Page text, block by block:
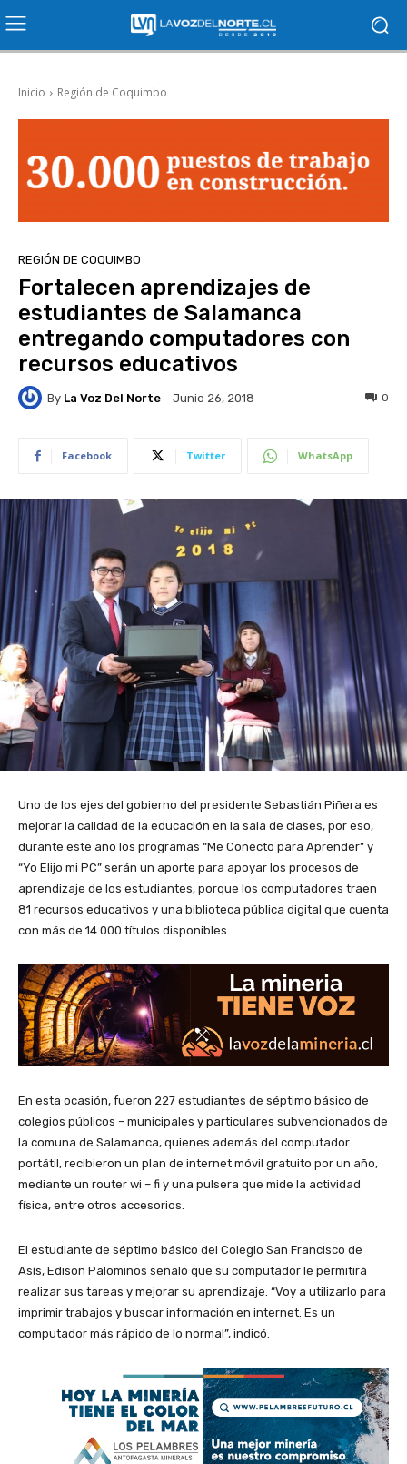
Inicio Región de Coquimbo
REGIÓN DE COQUIMBO
Fortalecen aprendizajes de
estudiantes de Salamanca
entregando computadores con
recursos educativos
By La Voz Del Norte Junio 26, 2018 0
Facebook Twitter WhatsApp
Uno de los ejes del gobierno del presidente Sebastián Piñera es
mejorar la calidad de la educación en la sala de clases, por eso,
durante este año los programas “Me Conecto para Aprender” y
“Yo Elijo mi PC” serán un aporte para apoyar los procesos de
aprendizaje de los estudiantes, porque los computadores traen
81 recursos educativos y una biblioteca pública digital que cuenta
con más de 14.000 títulos disponibles.
En esta ocasión, fueron 227 estudiantes de séptimo básico de
colegios públicos – municipales y particulares subvencionados de
la comuna de Salamanca, quienes además del computador
portátil, recibieron un plan de internet móvil gratuito por un año,
mediante un router wi – fi y una pulsera que mide la actividad
física, entre otros accesorios.
El estudiante de séptimo básico del Colegio San Francisco de
Asís, Edison Palominos señaló que su computador le permitirá
realizar sus tareas y mejorar su aprendizaje. “Voy a utilizarlo para
imprimir trabajos y buscar información en internet. Es un
computador más rápido de lo normal”, indicó.